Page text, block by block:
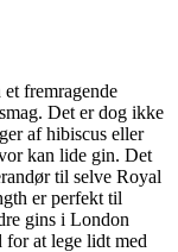
fremragende
Det er dog ikke
af hibiscus eller
kan lide gin. Det
til selve Royal
er perfekt til
gins i London
at lege lidt med